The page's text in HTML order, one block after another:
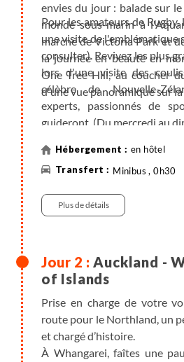
envies du jour : balade sur
monde sous-marin à
marché de Victoria Park et
la journée en beauté en
One Tree Hill, au coucher
d'une vue panoramique sur
Pour les amateurs de
une visite de l'emblématique
consulter). Revivez les plus
lors d'une visite des
célèbre de Nouvelle-
experts, passionnés de
guideront. (Du mercredi au
en hôtel
Minibus , 0h30
Plus de détails
Auckland -
of Islands
Prise en charge de votre
route pour le Northland, un
et chargé d’histoire.
À Whangarei, faîtes une